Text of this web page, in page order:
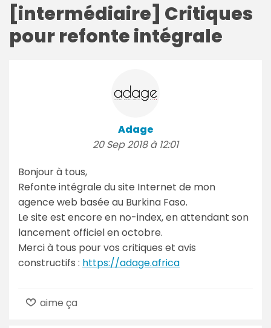
[intermédiaire] Critiques
pour refonte intégrale
Adage
20 Sep 2018 à 12:01
Bonjour à tous,
Refonte intégrale du site Internet de mon
agence web basée au Burkina Faso.
Le site est encore en no-index, en attendant son
lancement officiel en octobre.
Merci à tous pour vos critiques et avis
constructifs : https://adage.africa
aime ça